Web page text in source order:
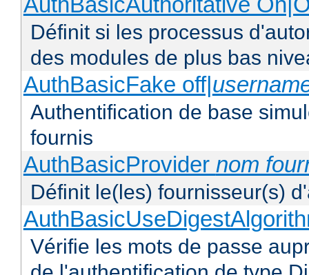
Définit si les processus
des modules de plus bas
AuthBasicFake off|
Authentification de base
fournis
AuthBasicProvider nom
Définit le(les) fournisseur(s)
Vérifie les mots de passe